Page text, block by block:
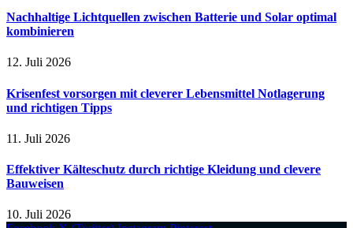
Nachhaltige Lichtquellen zwischen Batterie und Solar optimal
kombinieren
12. Juli 2026
Krisenfest vorsorgen mit cleverer Lebensmittel Notlagerung
und richtigen Tipps
11. Juli 2026
Effektiver Kälteschutz durch richtige Kleidung und clevere
Bauweisen
10. Juli 2026